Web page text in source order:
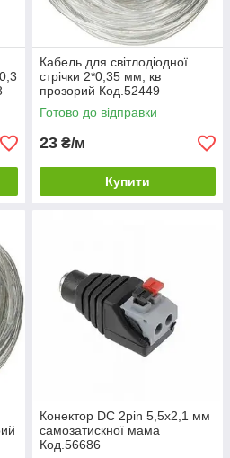
Кабель для світлодіодної
стрічки 2*0,35 мм, кв
прозорий Код.52449
Готово до відправки
23 ₴/м
Купити
Конектор DC 2pin 5,5х2,1 мм
самозатискної мама
Код.56686